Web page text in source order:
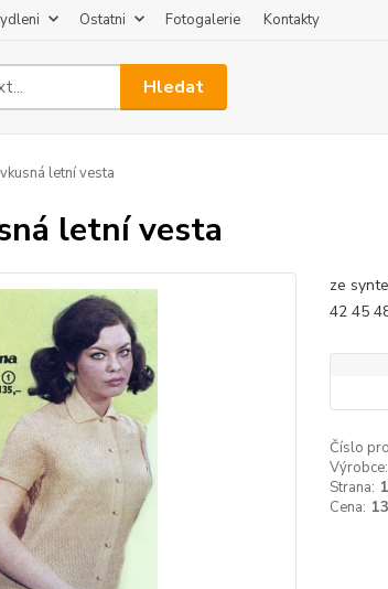
Ostatni Fotogalerie Kontakty
Hledat
letní vesta
letní vesta
ze
42 45
Číslo
Výrobce:
Strana:
Cena: